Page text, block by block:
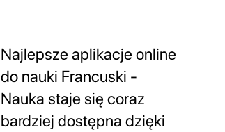
Najlepsze aplikacje online
do nauki Francuski -
Nauka staje się coraz
bardziej dostępna dzięki